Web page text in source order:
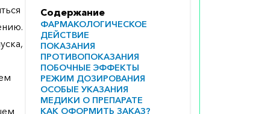
Содержание
ФАРМАКОЛОГИЧЕСКОЕ
ДЕЙСТВИЕ
ПОКАЗАНИЯ
ПРОТИВОПОКАЗАНИЯ
ПОБОЧНЫЕ ЭФФЕКТЫ
РЕЖИМ ДОЗИРОВАНИЯ
ОСОБЫЕ УКАЗАНИЯ
МЕДИКИ О ПРЕПАРАТЕ
КАК ОФОРМИТЬ ЗАКАЗ?